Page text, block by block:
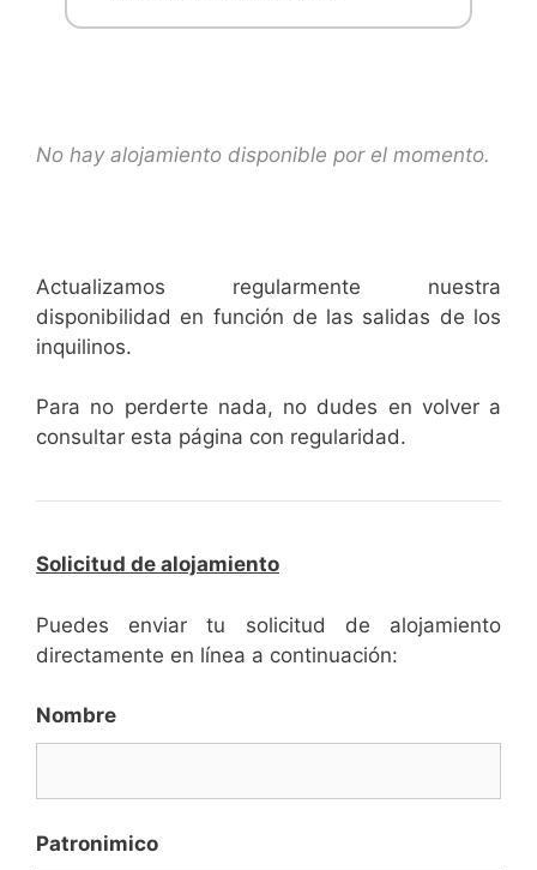
No hay alojamiento disponible por el momento.
Actualizamos regularmente nuestra
disponibilidad en función de las salidas de los
inquilinos.
Para no perderte nada, no dudes en volver a
consultar esta página con regularidad.
Solicitud de alojamiento
Puedes enviar tu solicitud de alojamiento
directamente en línea a continuación:
Nombre
Patronimico